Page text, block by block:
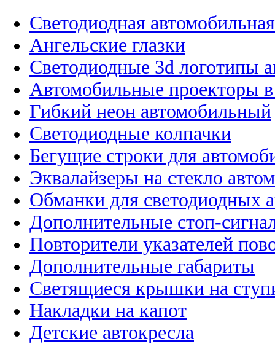
Светодиодная
Ангельские глазки
Светодиодные 3d логотипы
Автомобильные проекторы
Гибкий неон автомобильный
Светодиодные колпачки
Бегущие строки для
Эквалайзеры на стекло
Обманки для светодиодных
Дополнительные стоп-
Повторители указателей
Дополнительные габариты
Светящиеся крышки на
Накладки на капот
Детские автокресла